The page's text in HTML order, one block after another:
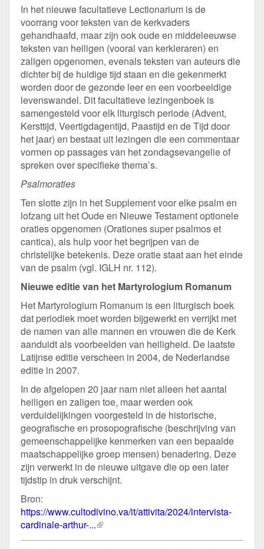
In het nieuwe facultatieve Lectionarium is de
voorrang voor teksten van de kerkvaders
gehandhaafd, maar zijn ook oude en middeleeuwse
teksten van heiligen (vooral van kerkleraren) en
zaligen opgenomen, evenals teksten van auteurs die
dichter bij de huidige tijd staan en die gekenmerkt
worden door de gezonde leer en een voorbeeldige
levenswandel. Dit facultatieve lezingenboek is
samengesteld voor elk liturgisch periode (Advent,
Kersttijd, Veertigdagentijd, Paastijd en de Tijd door
het jaar) en bestaat uit lezingen die een commentaar
vormen op passages van het zondagsevangelie of
spreken over specifieke thema’s.
Psalmoraties
Ten slotte zijn in het Supplement voor elke psalm en
lofzang uit het Oude en Nieuwe Testament optionele
oraties opgenomen (Orationes super psalmos et
cantica), als hulp voor het begrijpen van de
christelijke betekenis. Deze oratie staat aan het einde
van de psalm (vgl. IGLH nr. 112).
Nieuwe editie van het Martyrologium Romanum
Het Martyrologium Romanum is een liturgisch boek
dat periodiek moet worden bijgewerkt en verrijkt met
de namen van alle mannen en vrouwen die de Kerk
aanduidt als voorbeelden van heiligheid. De laatste
Latijnse editie verscheen in 2004, de Nederlandse
editie in 2007.
In de afgelopen 20 jaar nam niet alleen het aantal
heiligen en zaligen toe, maar werden ook
verduidelijkingen voorgesteld in de historische,
geografische en prosopografische (beschrijving van
gemeenschappelijke kenmerken van een bepaalde
maatschappelijke groep mensen) benadering. Deze
zijn verwerkt in de nieuwe uitgave die op een later
tijdstip in druk verschijnt.
Bron:
https://www.cultodivino.va/it/attivita/2024/intervista-
cardinale-arthur-...(externe
link)